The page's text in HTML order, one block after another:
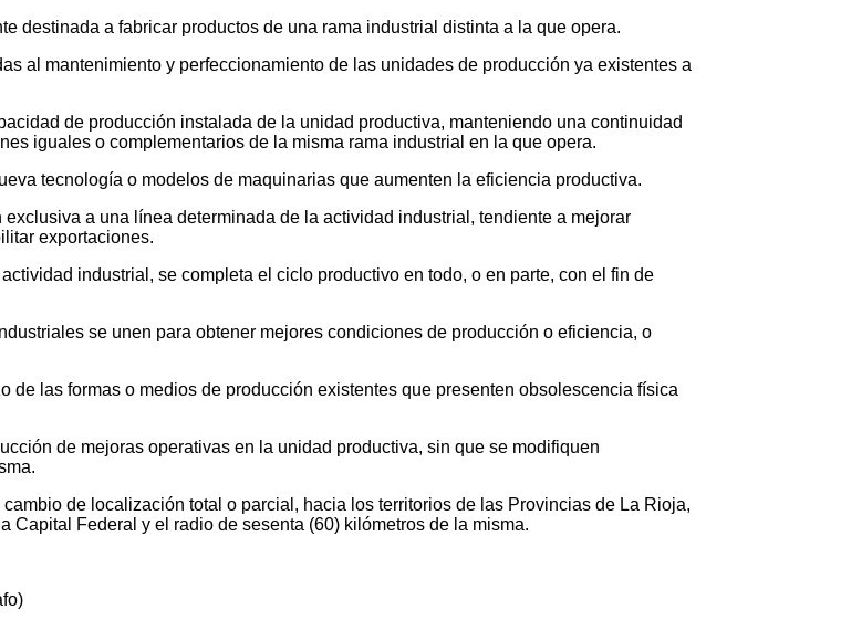
destinada a fabricar productos de una rama industrial distinta a la que opera.
al mantenimiento y perfeccionamiento de las unidades de producción ya existentes a
de producción instalada de la unidad productiva, manteniendo una continuidad
iguales o complementarios de la misma rama industrial en la que opera.
tecnología o modelos de maquinarias que aumenten la eficiencia productiva.
a una línea determinada de la actividad industrial, tendiente a mejorar
exportaciones.
industrial, se completa el ciclo productivo en todo, o en parte, con el fin de
se unen para obtener mejores condiciones de producción o eficiencia, o
de las formas o medios de producción existentes que presenten obsolescencia física
de mejoras operativas en la unidad productiva, sin que se modifiquen
de localización total o parcial, hacia los territorios de las Provincias de La Rioja,
Federal y el radio de sesenta (60) kilómetros de la misma.